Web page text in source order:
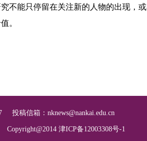
能只停留在关注新的人物的出现，或
。
投稿信箱： nknews@nankai.edu.cn
Copyright@2014 津ICP备12003308号-1